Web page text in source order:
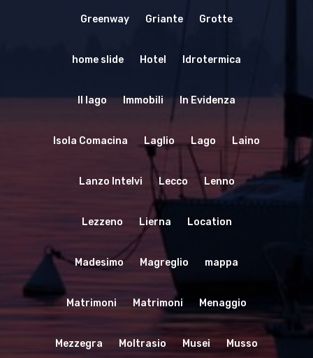
Greenway Griante Grotte
home slide Hotel Idrotermica
Il lago Immobili In Evidenza
Isola Comacina Laglio Lago Laino
Lanzo Intelvi Lecco Lenno
Lezzeno Lierna Location
Madesimo Magreglio mappa
Matrimoni Matrimoni Menaggio
Mezzegra Moltrasio Musei Musso